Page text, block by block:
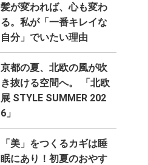
髪が変われば、心も変わ
る。私が「一番キレイな
自分」でいたい理由
京都の夏、北欧の風が吹
き抜ける空間へ。 「北欧
展 STYLE SUMMER 202
6」
「美」をつくるカギは睡
眠にあり！初夏のおやす